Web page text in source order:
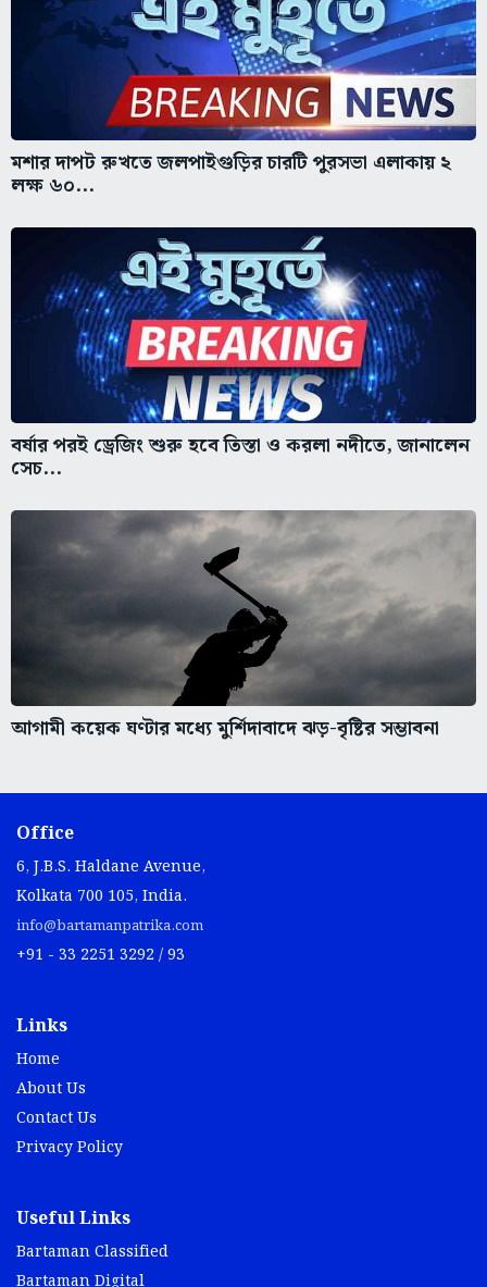
মশার দাপট রুখতে জলপাইগুড়ির চারটি পুরসভা এলাকায় ২
লক্ষ ৬০...
বর্ষার পরই ড্রেজিং শুরু হবে তিস্তা ও করলা নদীতে, জানালেন
সেচ...
আগামী কয়েক ঘণ্টার মধ্যে মুর্শিদাবাদে ঝড়-বৃষ্টির সম্ভাবনা
Office
6, J.B.S. Haldane Avenue,
Kolkata 700 105, India.
info@bartamanpatrika.com
+91 - 33 2251 3292 / 93
Links
Home
About Us
Contact Us
Privacy Policy
Useful Links
Bartaman Classified
Bartaman Digital